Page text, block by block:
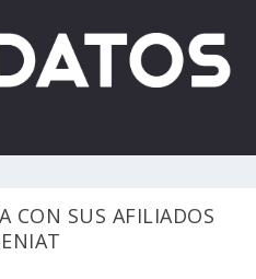
CON SUS AFILIADOS